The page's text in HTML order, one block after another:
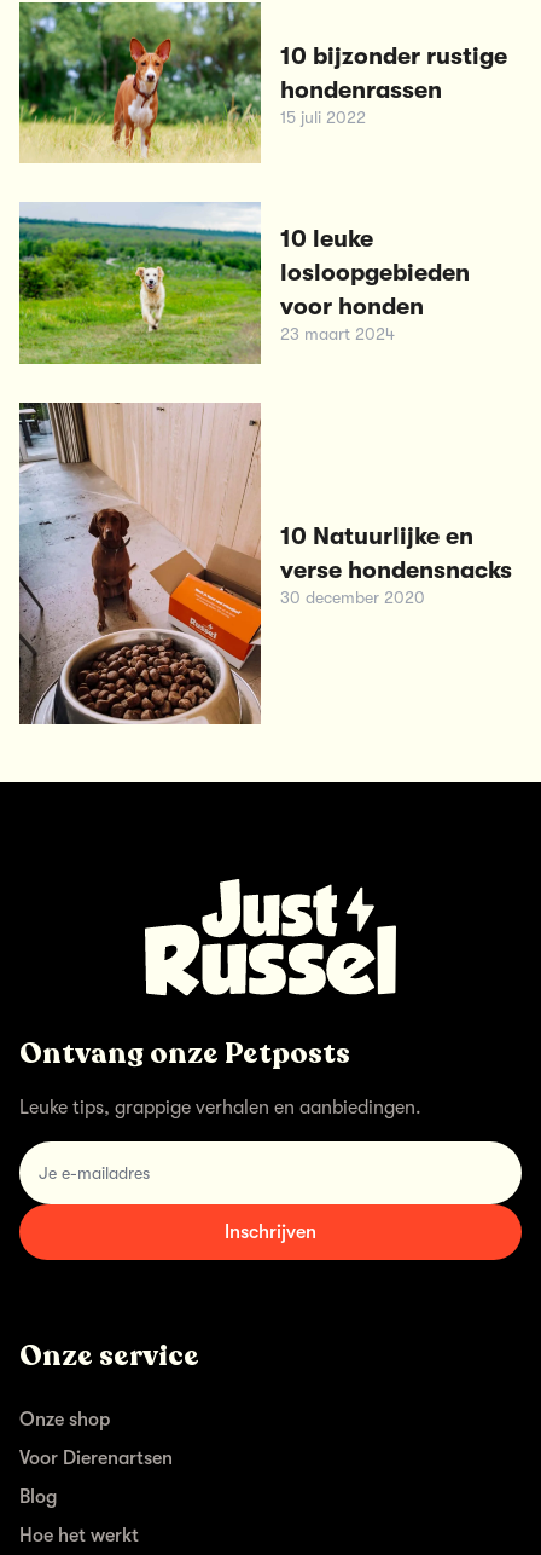
10 bijzonder rustige
hondenrassen
15 juli 2022
10 leuke
losloopgebieden
voor honden
23 maart 2024
10 Natuurlijke en
verse hondensnacks
30 december 2020
Ontvang onze Petposts
Leuke tips, grappige verhalen en aanbiedingen.
email
Inschrijven
Onze service
Onze shop
Voor Dierenartsen
Blog
Hoe het werkt